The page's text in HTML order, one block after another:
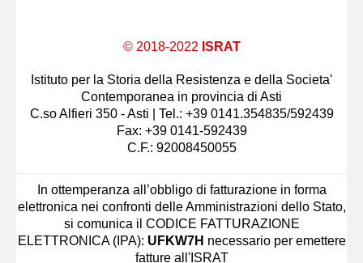
© 2018-2022 ISRAT
Istituto per la Storia della Resistenza e della Societa'
Contemporanea in provincia di Asti
C.so Alfieri 350 - Asti | Tel.: +39 0141.354835/592439
Fax: +39 0141-592439
C.F.: 92008450055
In ottemperanza all’obbligo di fatturazione in forma
elettronica nei confronti delle Amministrazioni dello Stato,
si comunica il CODICE FATTURAZIONE
ELETTRONICA (IPA): UFKW7H necessario per emettere
fatture all'ISRAT